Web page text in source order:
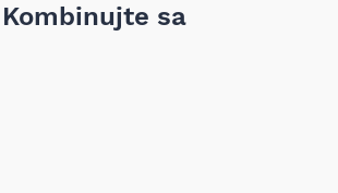
Kombinujte sa